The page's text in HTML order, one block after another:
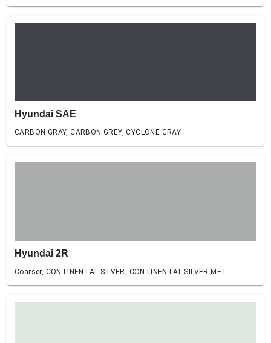
Hyundai SAE
CARBON GRAY, CARBON GREY, CYCLONE GRAY
Hyundai 2R
Coarser, CONTINENTAL SILVER, CONTINENTAL SILVER-MET.